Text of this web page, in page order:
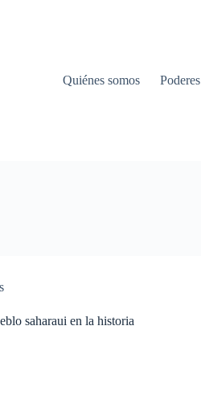
Quiénes somos Poderes
saharaui en la historia